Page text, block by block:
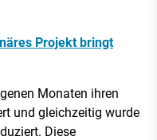
Projekt bringt
Monaten ihren
und gleichzeitig wurde
Diese